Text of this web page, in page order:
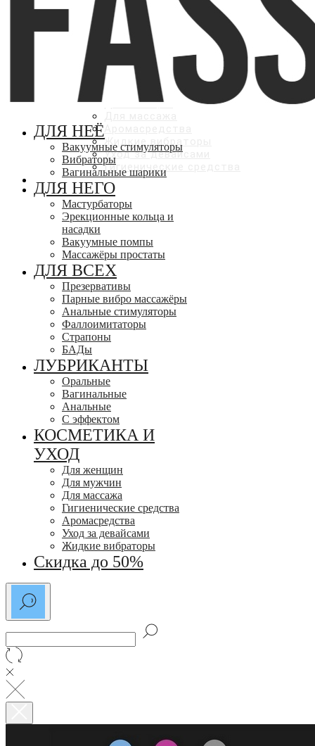
ЛУБРИКАНТЫ
Оральные
Вагинальные
Анальные
С эффектами
КОСМЕТИКА И УХОД
Для мужчин
Для женщин
Жидкие вибраторы
Уход за девайсами
Гигиенические средства
СКИДКИ ДО 50%
ДЛЯ НЕЁ
Вакуумные стимуляторы
Вибраторы
Вагинальные шарики
ДЛЯ НЕГО
Мастурбаторы
Эрекционные кольца и
насадки
Вакуумные помпы
Массажёры простаты
ДЛЯ ВСЕХ
Презервативы
Парные вибро массажёры
Анальные стимуляторы
Фаллоимитаторы
Страпоны
БАДы
ЛУБРИКАНТЫ
Оральные
Вагинальные
Анальные
С эффектом
КОСМЕТИКА И
УХОД
Для женщин
Для мужчин
Для массажа
Гигиенические средства
Аромасредства
Уход за девайсами
Жидкие вибраторы
Скидка до 50%